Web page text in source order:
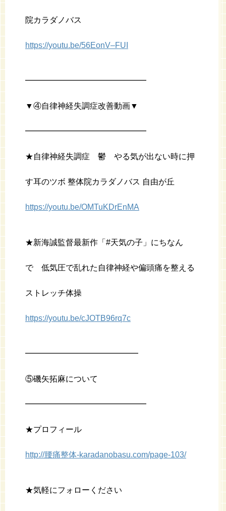
院カラダノバス
https://youtu.be/56EonV–FUI
━━━━━━━━━━━━━━━
▼④自律神経失調症改善動画▼
━━━━━━━━━━━━━━━
★自律神経失調症 鬱 やる気が出ない時に押
す耳のツボ 整体院カラダノバス 自由が丘
https://youtu.be/OMTuKDrEnMA
★新海誠監督最新作「#天気の子」にちなん
で 低気圧で乱れた自律神経や偏頭痛を整える
ストレッチ体操
https://youtu.be/cJOTB96rq7c
━━━━━━━━━━━━━━
⑤磯矢拓麻について
━━━━━━━━━━━━━━━
★プロフィール
http://腰痛整体-karadanobasu.com/page-103/
★気軽にフォローください